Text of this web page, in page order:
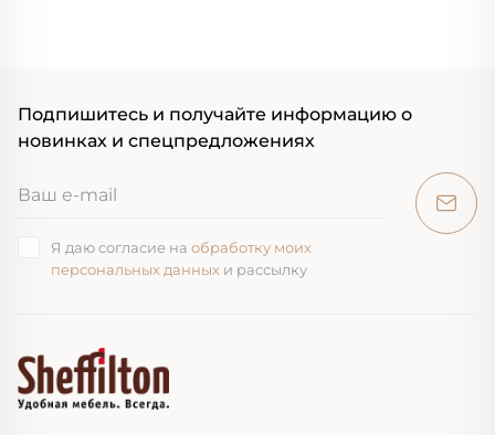
Подпишитесь и получайте информацию о
новинках и спецпредложениях
Я даю согласие на обработку моих
персональных данных и рассылку